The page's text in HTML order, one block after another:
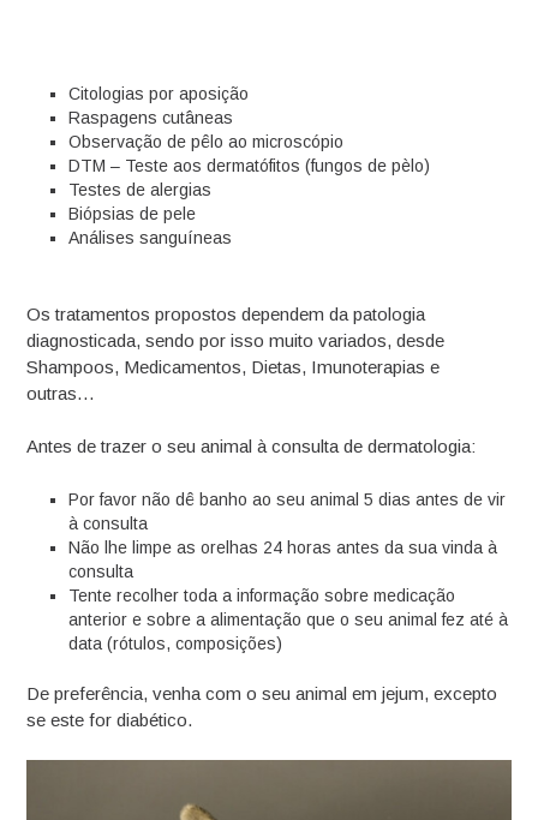
Citologias por aposição
Raspagens cutâneas
Observação de pêlo ao microscópio
DTM – Teste aos dermatófitos (fungos de pèlo)
Testes de alergias
Biópsias de pele
Análises sanguíneas
Os tratamentos propostos dependem da patologia
diagnosticada, sendo por isso muito variados, desde
Shampoos, Medicamentos, Dietas, Imunoterapias e
outras…
Antes de trazer o seu animal à consulta de dermatologia:
Por favor não dê banho ao seu animal 5 dias antes de vir
à consulta
Não lhe limpe as orelhas 24 horas antes da sua vinda à
consulta
Tente recolher toda a informação sobre medicação
anterior e sobre a alimentação que o seu animal fez até à
data (rótulos, composições)
De preferência, venha com o seu animal em jejum, excepto
se este for diabético.